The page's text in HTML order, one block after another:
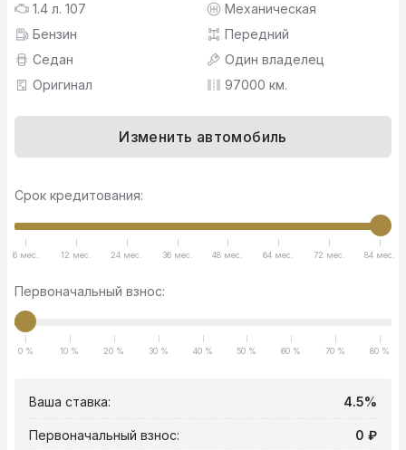
1.4 л. 107
Механическая
Бензин
Передний
Седан
Один владелец
Оригинал
97000 км.
Изменить автомобиль
Срок кредитования:
6 мес. 12 мес. 24 мес. 36 мес. 48 мес. 64 мес. 72 мес. 84 мес.
Первоначальный взнос:
0 % 10 % 20 % 30 % 40 % 50 % 60 % 70 % 80 %
Ваша ставка: 4.5%
Первоначальный взнос: 0 ₽